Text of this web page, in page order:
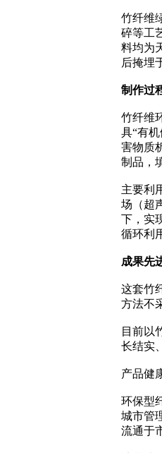
竹纤维
碎等工
料均为
后掩埋
制作过
竹纤维
具“有
害物质
制品，
主要利
场（超
下，实
循环利
成果先
这套竹
方法不
目前以
长结实
产品健
环保型
城市管
流通于